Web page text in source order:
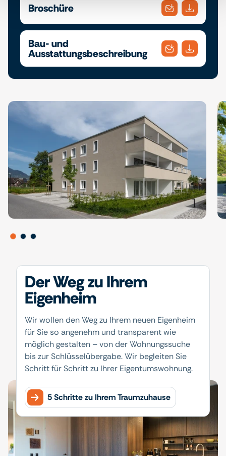
Broschüre
Bau- und
Ausstattungsbeschreibung
Der Weg zu Ihrem
Eigenheim
Wir wollen den Weg zu Ihrem neuen Eigenheim
für Sie so angenehm und transparent wie
möglich gestalten – von der Wohnungssuche
bis zur Schlüsselübergabe. Wir begleiten Sie
Schritt für Schritt zu Ihrer Eigentumswohnung.
5 Schritte zu Ihrem Traumzuhause